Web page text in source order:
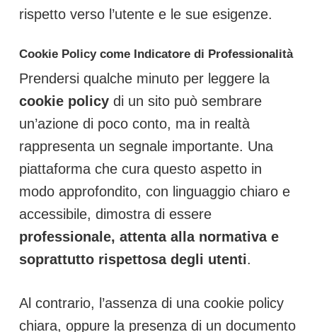
rispetto verso l’utente e le sue esigenze.
Cookie Policy come Indicatore di Professionalità
Prendersi qualche minuto per leggere la
cookie policydi un sito può sembrare
un’azione di poco conto, ma in realtà
rappresenta un segnale importante. Una
piattaforma che cura questo aspetto in
modo approfondito, con linguaggio chiaro e
accessibile, dimostra di essere
professionale, attenta alla normativa e
soprattutto rispettosa degli utenti.
Al contrario, l’assenza di una cookie policy
chiara, oppure la presenza di un documento